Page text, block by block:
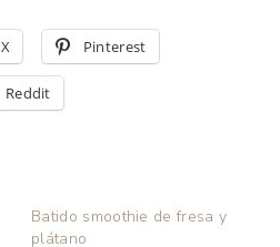
X Pinterest
Reddit
Batido smoothie de fresa y
plátano